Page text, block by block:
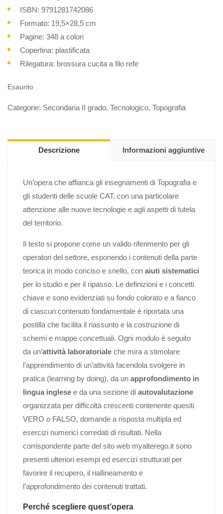
ISBN: 9791281742086
Formato: 19,5×28,5 cm
Pagine: 348 a colori
Copertina: plastificata
Rilegatura: brossura cucita a filo refe
Esaurito
Categorie: Secondaria II grado, Tecnologico, Topografia
Descrizione Informazioni aggiuntive
Un’opera che affianca gli insegnamenti di Topografia e
gli studenti delle scuole CAT, con una particolare
attenzione alle nuove tecnologie e agli aspetti di tutela
del territorio.
Il testo si propone come un valido riferimento per gli
operatori del settore, esponendo i contenuti della parte
teorica in modo conciso e snello, con aiuti sistematici
per lo studio e per il ripasso. Le definizioni e i concetti
chiave e sono evidenziati su fondo colorato e a fianco
di ciascun contenuto fondamentale è riportata una
postilla che facilita il riassunto e la costruzione di
schemi e mappe concettuali. Ogni modulo è seguito
da un’attività laboratoriale che mira a stimolare
l’apprendimento di un’attività facendola svolgere in
pratica (learning by doing), da un approfondimento in
lingua inglese e da una sezione di autovalutazione
organizzata per difficoltà crescenti contenente quesiti
VERO o FALSO, domande a risposta multipla ed
esercizi numerici corredati di risultati. Nella
corrispondente parte del sito web myalterego.it sono
presenti ulteriori esempi ed esercizi strutturati per
favorire il recupero, il riallineamento e
l’approfondimento dei contenuti trattati.
Perché scegliere quest’opera